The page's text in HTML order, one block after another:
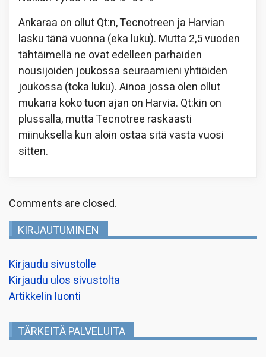
Ankaraa on ollut Qt:n, Tecnotreen ja Harvian
lasku tänä vuonna (eka luku). Mutta 2,5 vuoden
tähtäimellä ne ovat edelleen parhaiden
nousijoiden joukossa seuraamieni yhtiöiden
joukossa (toka luku). Ainoa jossa olen ollut
mukana koko tuon ajan on Harvia. Qt:kin on
plussalla, mutta Tecnotree raskaasti
miinuksella kun aloin ostaa sitä vasta vuosi
sitten.
Comments are closed.
KIRJAUTUMINEN
Kirjaudu sivustolle
Kirjaudu ulos sivustolta
Artikkelin luonti
TÄRKEITÄ PALVELUITA